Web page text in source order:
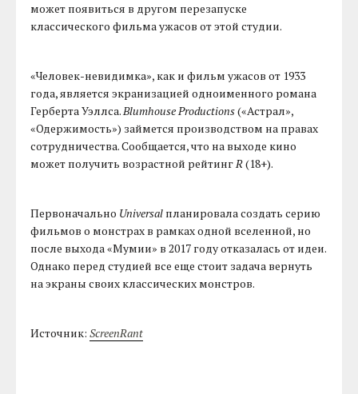
может появиться в другом перезапуске
классического фильма ужасов от этой студии.
«Человек-невидимка», как и фильм ужасов от 1933
года, является экранизацией одноименного романа
Герберта Уэллса.Blumhouse Productions(«Астрал»,
«Одержимость») займется производством на правах
сотрудничества. Сообщается, что на выходе кино
может получить возрастной рейтингR(18+).
Первоначально Universal планировала создать серию
фильмов о монстрах в рамках одной вселенной, но
после выхода «Мумии» в 2017 году отказалась от идеи.
Однако перед студией все еще стоит задача вернуть
на экраны своих классических монстров.
Источник:ScreenRant